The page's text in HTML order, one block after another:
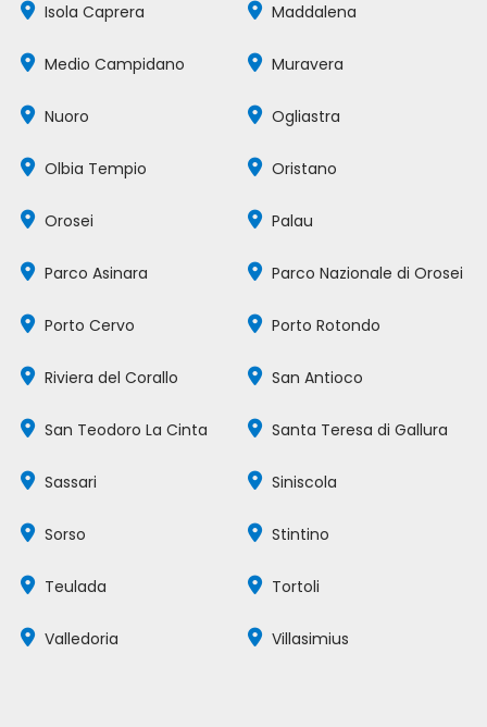
Isola Caprera Maddalena
Medio Campidano Muravera
Nuoro Ogliastra
Olbia Tempio Oristano
Orosei Palau
Parco Asinara Parco Nazionale di Orosei
Porto Cervo Porto Rotondo
Riviera del Corallo San Antioco
San Teodoro La Cinta Santa Teresa di Gallura
Sassari Siniscola
Sorso Stintino
Teulada Tortoli
Valledoria Villasimius